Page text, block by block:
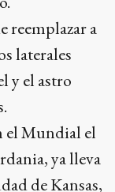
reemplazar a
laterales
y el astro
el Mundial el
ya lleva
de Kansas,